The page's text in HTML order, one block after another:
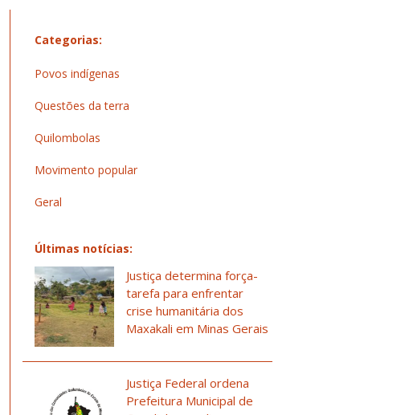
Categorias:
Povos indígenas
Questões da terra
Quilombolas
Movimento popular
Geral
Últimas notícias:
Justiça determina força-
tarefa para enfrentar
crise humanitária dos
Maxakali em Minas Gerais
Justiça Federal ordena
Prefeitura Municipal de